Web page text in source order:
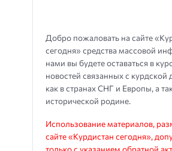
Добро пожаловать на сайте
сегодня» средства массовой
нами вы будете оставаться в
новостей связанных с курдской
как в странах СНГ и Европы, а
исторической родине.
Использование материалов,
сайте «Курдистан сегодня»,
только с указанием обратной